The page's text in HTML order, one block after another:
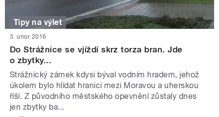
Tipy na výlet
3. únor 2016
Do Strážnice se vjíždí skrz torza bran. Jde
o zbytky...
Strážnický zámek kdysi býval vodním hradem, jehož
úkolem bylo hlídat hranici mezi Moravou a uherskou
říší. Z původního městského opevnění zůstaly dnes
jen zbytky ba...